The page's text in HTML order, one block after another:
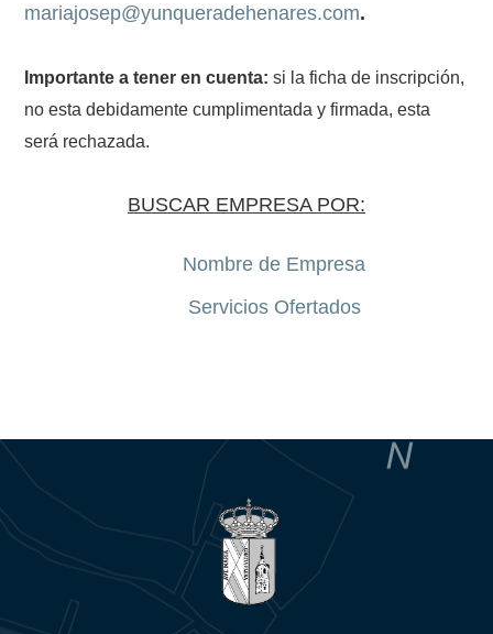
mariajosep@yunqueradehenares.com.
Importante a tener en cuenta: si la ficha de inscripción,
no esta debidamente cumplimentada y firmada, esta
será rechazada.
BUSCAR EMPRESA POR:
Nombre de Empresa
Servicios Ofertados